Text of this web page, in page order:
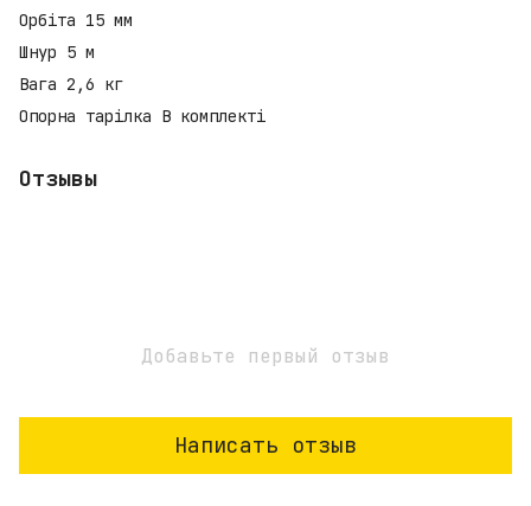
Орбіта 15 мм
Шнур 5 м
Вага 2,6 кг
Опорна тарілка В комплекті
Отзывы
Добавьте первый отзыв
Написать отзыв